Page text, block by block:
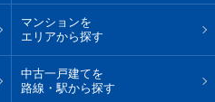
マンションを
エリアから探す
中古一戸建てを
路線・駅から探す